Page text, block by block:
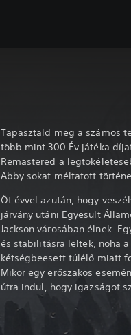
Tapasztald meg a számos
több mint 300 Év játéka
Remastered a
Abby sokat méltatott
Öt évvel azután, hogy
járvány utáni Egyesült
Jackson városában élnek.
és stabilitásra leltek, noha
kétségbeesett túlélő miatt
Mikor egy erőszakos
útra indul, hogy igazságot